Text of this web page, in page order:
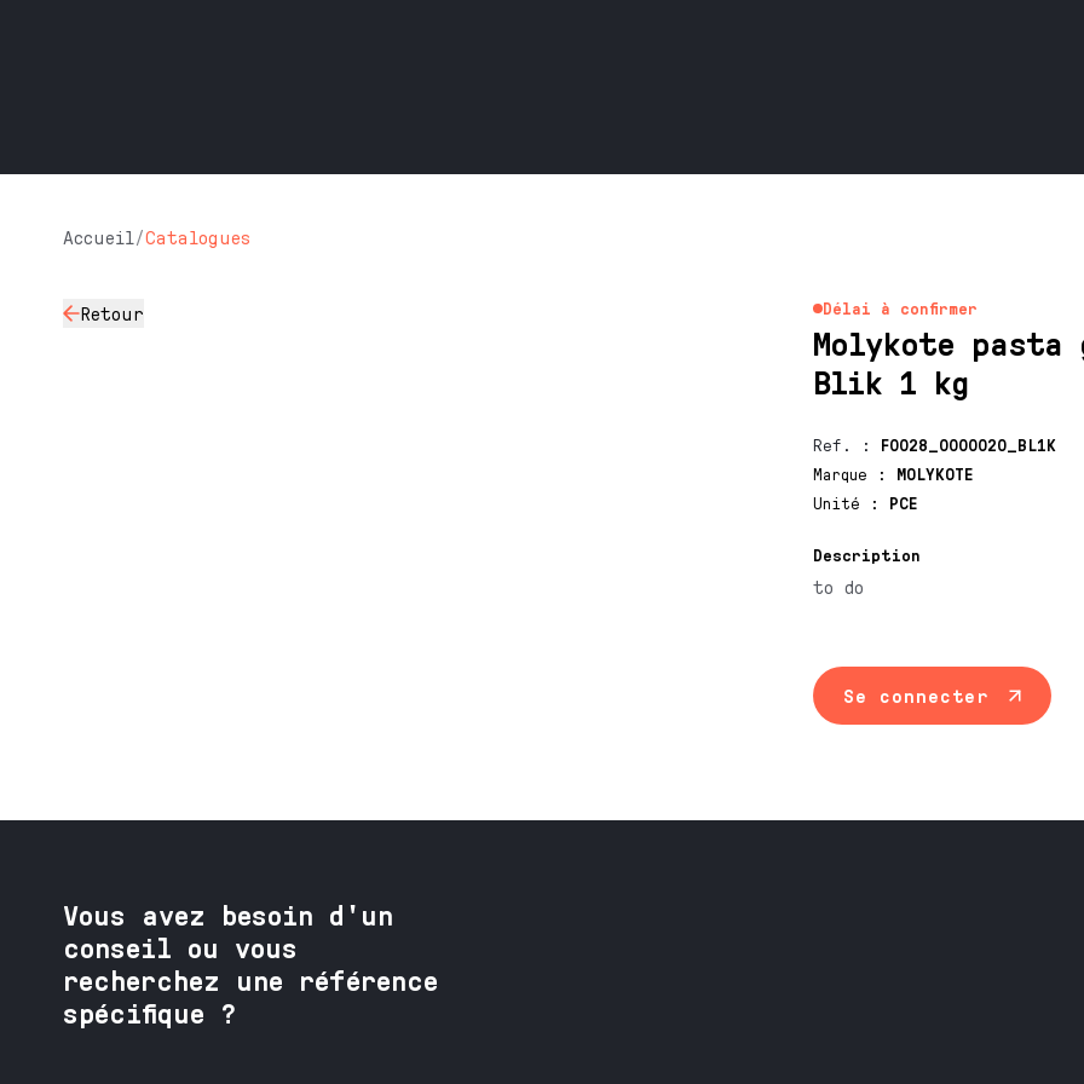
Accueil/Catalogues
Retour Délai à confirmer
Molykote
Blik 1 kg
Ref. : F0028_0000020_BL1K
Marque
:
MOLYKOTE
Unité
: PCE
Description
to do
Se connecter
Vous avez besoin d'un
conseil ou vous
recherchez une référence
spécifique ?